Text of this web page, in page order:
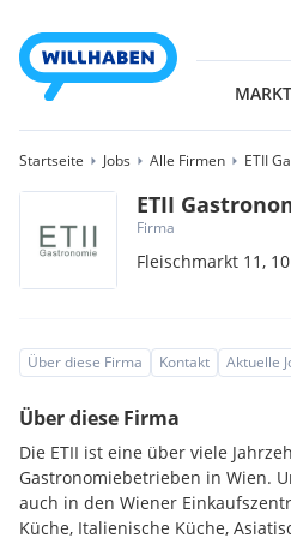
Startseite Jobs Alle Firmen ETII
ETII
Firma
Fleischmarkt 11,
Über diese Firma Kontakt Aktuelle
Über diese Firma
Die ETII ist eine über viele
Gastronomiebetrieben in Wien.
auch in den Wiener
Küche, Italienische Küche,